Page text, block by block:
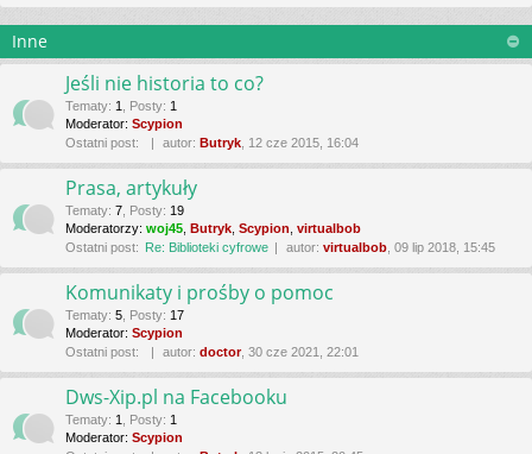
Inne
Jeśli nie historia to co?
Tematy: 1 Posty: 1
Moderator: Scypion
Ostatni post:
autor: Butryk , 12 cze 2015, 16:04
Prasa, artykuły
Tematy: 7 Posty: 19
Moderatorzy: woj45 Butryk Scypion virtualbob
Ostatni post: Re: Biblioteki cyfrowe autor: virtualbob , 09 lip 2018, 15:45
Komunikaty i prośby o pomoc
Tematy: 5 Posty: 17
Moderator: Scypion
Ostatni post:
autor: doctor, 30 cze 2021, 22:01
Dws-Xip.pl na Facebooku
Tematy: 1 Posty: 1
Moderator: Scypion